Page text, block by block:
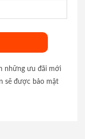
những ưu đãi mới
sẽ được bảo mật